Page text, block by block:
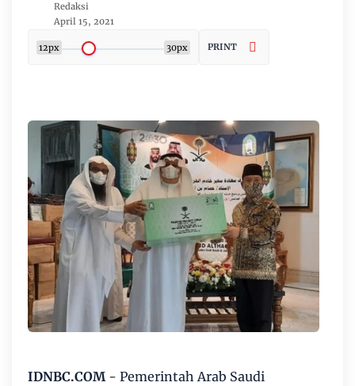
Redaksi
April 15, 2021
12px 30px PRINT
IDNBC.COM- Pemerintah Arab Saudi